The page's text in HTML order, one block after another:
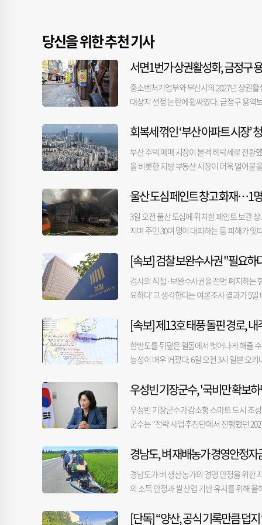
당신을 위한 추천 기사
서면1번가 상권활성화, 금정구
중소벤처기업부와 부산시의 2027년 상권
대상지 선정 논란에 휩싸였다. 금정구 용역
제기된다. 부산진구청은 지난달 27일 구의
최대 5년간 총사업비 70억 원으로 다양한
권 환경을 개선하고, 특화상품·브랜드 개
의회에 보고된 관련 용역 결과 보고서를 검
용역을 진행한 업체는 앞서 금정구 자율상
구’라는 표현까지 그대로 남아 있었다. 부
근거도 충분하지 않았다는 지적도 나온다.
만 구청은 당감 상권이 주요 상권과 떨어져
과정이 석연치 않다는 지적을 제기했다. 서
월으로, 당시 서면1번가는 아직 자율상권
다”며 “용역에서 제시된 사업 내용은 금정
결과 보고서가 부실하고, 구청의 보고서 검
용과 틀을 그대로 가져와 부산진구 용역 결
하유미 경제정책팀장은 “상권 활성화 사업
은 구별로 유사할 수밖에 없다”고 밝혔다.
고, 서면1번가는 부산진구 내 유일하게 조
회복세 꺾인 ‘부산 아파트 시장’
부산 주택 매매 시장이 본격 하락세로 전환
을 비롯한 지방 부동산 시장이 더욱 얼어붙
난달 -0.04%의 변동률을 보여준 데 이어 2
든 지역에서 하락했고 KB국민은행 조사에
상승세가 더욱 높아지고 있어 부산과의 가
중의 하나다. 7월의 부산 아파트 청약 경쟁
약률이 0.1 대 1에 그쳤고, 기장군 장안지구
이나 미분양이 심각한 상황에서 6월에 이
에 대한 징벌적 과세가 이뤄지면 지방 미분
것”이라고 우려했다. 한편, 한국부동산원
가 30대로 나타났다. 부산 30대의 매매 거래
보다도 153건이나 많다. 이 대표는 “생애최
울산 도심 페인트 창고 화재…1
3일 오전 울산 도심에 위치한 페인트 보관
지며 주민 30여 명이 대피하는 등 피해가
프차, 구조·구급차 등 장비 38대와 소방·경
돼 있어 급격히 불이 번진 것으로 보인다”
다. 사망한 여성은 화재가 난 창고 우측에
양옆 건물로 옮겨붙으면서 인접 원룸과 빌
에 고립돼 오도 가도 못하던 주민 1명은 출
터 높이로 치솟아 일대를 뒤덮으면서 시민
당국은 펌프차 등 동원 장비를 유지하며 주
완전히 끝나는 대로 경찰 등과 합동 감식
날 김상욱 울산시장은 화재 현장을 찾아 소
[속보] 검찰 보완수사권 "필요
검사의 직접·보완수사권을 전면 폐지하는
요하다'고 생각한다는 여론조사 결과가 5
검사의 보완수사권이 필요하다는 응답은
지지층에서는 22.4%였다. 정치 성향별로
다는 응답이 70.5%로 가장 높았다. 국민 절
다'는 응답은 55.2%로 과반을 기록했다. 앞
정안을 의결했다. 이 법안은 이재명 대통령
다'는 부정 평가가 57.6%로 나타났다. 긍정
부정 평가 비율이 가장 높았고 부산·울산·
기(RDD) 방식으로 표본을 추출해 3.6%는
수준에 ±3.1%포인트다. 기타 자세한 내용
[속보] 제13호 태풍 돌핀 경로,
한반도를 뒤덮은 열돔에서 벗어나게 해줄
능성이 매우 커졌다. 6일 오전 3시 일본 오
련해 일본과 미국 등 관련국 예상도 기상청
지라'는 5일 오전 3시 필리핀 마닐라 북서
해상에서 열대저압부로 세력이 약화될 것
접적인 피해 가능성은 작아지겠으나 폭염
동하면 한반도에는 동풍이나 남동풍이 불
이 지금보다 더 오를 가능성이 있다. 반면
우성빈 기장군수, '국비만 확보
우성빈 기장군수가 강소형 스마트 도시 조
군수는 "전략 사업 추진단에서 진행했던
업"이라고 말했다. 우 군수는 "가장 큰 예산
다"고 회상했다. 이어 "용궁사에 직접 가보
어떻게 국비를 받고 군비를 투입시키겠느
따내는 것이 공모 사업"이라고 질타했다.
경남도, 벼 재배농가 경영안정자
경남도가 벼 생산 농가의 경영 안정을 위한
의 소득 안정과 쌀 산업 기반 유지를 위해
이하 농가다. 특히 올해는 수급조절용 벼도
[단독] “양산, 공식 기록만큼 덥